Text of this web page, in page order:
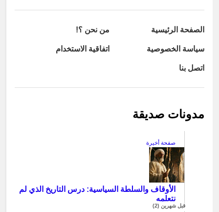
الصفحة الرئيسية من نحن ؟!
سياسة الخصوصية اتفاقية الاستخدام
اتصل بنا
مدونات صديقة
صفحة أخيرة
الأوقاف والسلطة السياسية: درس التاريخ الذي لم
نتعلمه
قبل شهرين (2)